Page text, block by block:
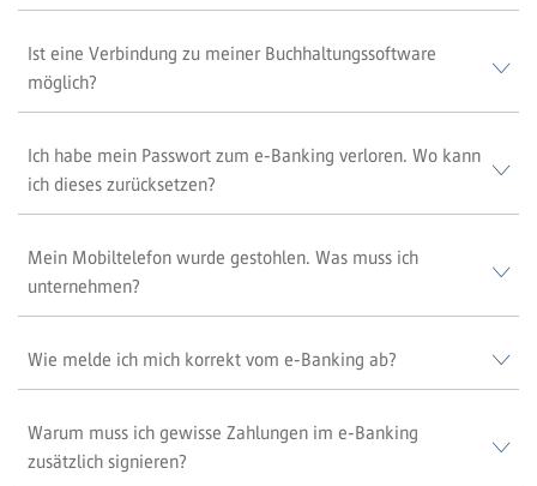
Ist eine Verbindung zu meiner Buchhaltungssoftware
möglich?
Ich habe mein Passwort zum e-Banking verloren. Wo kann
ich dieses zurücksetzen?
Mein Mobiltelefon wurde gestohlen. Was muss ich
unternehmen?
Wie melde ich mich korrekt vom e-Banking ab?
Warum muss ich gewisse Zahlungen im e-Banking
zusätzlich signieren?